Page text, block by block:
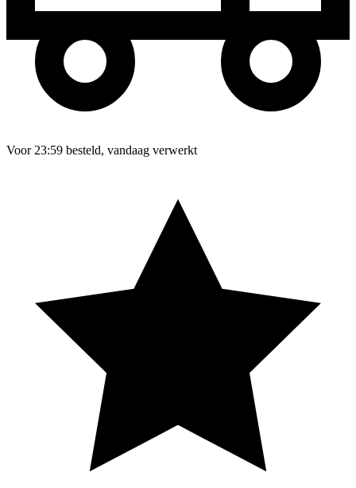
Voor 23:59 besteld, vandaag verwerkt